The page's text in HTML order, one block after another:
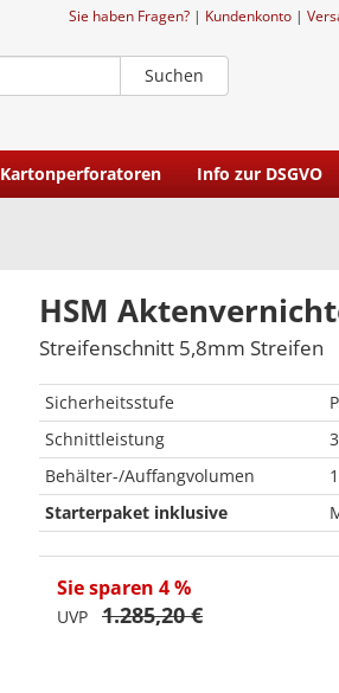
Sie haben Fragen? | Kundenkonto |
Suchen
Kartonperforatoren Info zur DSGVO
HSM
Streifenschnitt 5,8mm Streifen
Sicherheitsstufe
Schnittleistung
Behälter-/Auffangvolumen
Starterpaket inklusive
Sie sparen 4 %
UVP 1.285,20 €